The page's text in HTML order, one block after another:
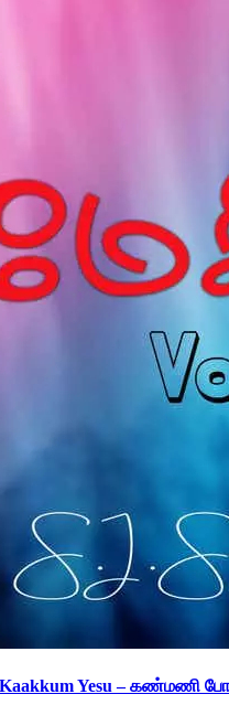
Kaakkum Yesu – கண்மணி